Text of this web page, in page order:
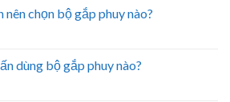
nên chọn bộ gắp phuy nào?
dùng bộ gắp phuy nào?